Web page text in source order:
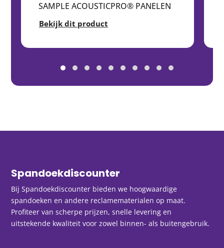
SAMPLE ACOUSTICPRO® PANELEN
Bekijk dit product
Spandoekdiscounter
Bij Spandoekdiscounter bieden we hoogwaardige
spandoeken en andere reclamematerialen op maat.
Profiteer van scherpe prijzen, snelle levering en
uitstekende kwaliteit voor zowel binnen- als buitengebruik.